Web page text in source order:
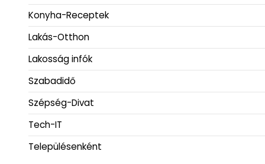
Konyha-Receptek
Lakás-Otthon
Lakosság infók
Szabadidő
Szépség-Divat
Tech-IT
Településenként